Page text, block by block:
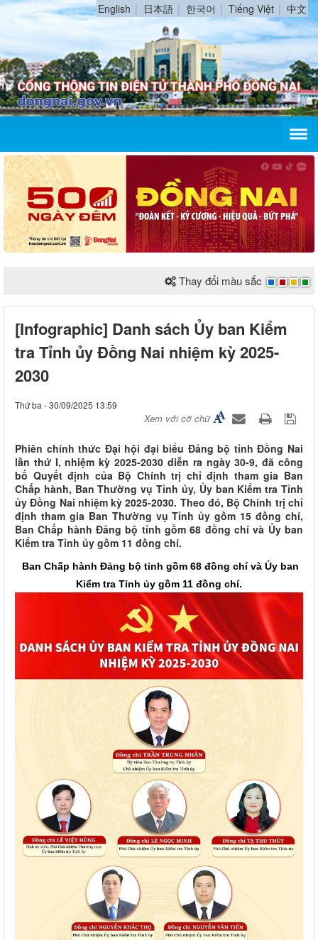
English 日本語 한국어 Tiếng Việt 中文
Thay đổi màu sắc
[Infographic] Danh sách Ủy ban Kiểm
tra Tỉnh ủy Đồng Nai nhiệm kỳ 2025-
2030
Thứ ba - 30/09/2025 13:59
Xem với cỡ chữ
Phiên chính thức Đại hội đại biểu Đảng bộ tỉnh Đồng Nai
lần thứ I, nhiệm kỳ 2025-2030 diễn ra ngày 30-9, đã công
bố Quyết định của Bộ Chính trị chỉ định tham gia Ban
Chấp hành, Ban Thường vụ Tỉnh ủy, Ủy ban Kiểm tra Tỉnh
ủy Đồng Nai nhiệm kỳ 2025-2030. Theo đó, Bộ Chính trị chỉ
định tham gia Ban Thường vụ Tỉnh ủy gồm 15 đồng chí,
Ban Chấp hành Đảng bộ tỉnh gồm 68 đồng chí và Ủy ban
Kiểm tra Tỉnh ủy gồm 11 đồng chí.
Ban Chấp hành Đảng bộ tỉnh gồm 68 đồng chí và Ủy ban
Kiểm tra Tỉnh ủy gồm 11 đồng chí.